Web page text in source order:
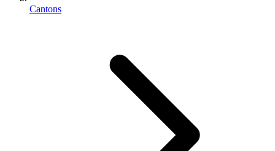
Cantons